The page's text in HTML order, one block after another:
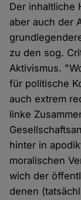
Der inhaltliche
aber auch der
zu den sog.
Aktivismus.
für politische
auch extrem
linke
hinter in
moralischen
wich der
denen